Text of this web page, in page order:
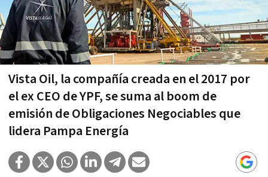
Vista Oil, la compañía creada en el 2017 por
el ex CEO de YPF, se suma al boom de
emisión de Obligaciones Negociables que
lidera Pampa Energía